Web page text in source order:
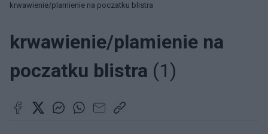
krwawienie/plamienie na poczatku blistra
krwawienie/plamienie na
poczatku blistra (1)